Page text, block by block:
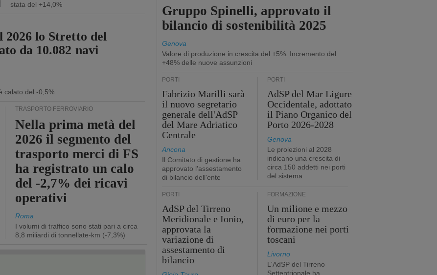
stata del +14,0%
2026 lo Stretto del
da 10.082 navi
calato del -0,5%
TRASPORTO FERROVIARIO
Nella prima metà del
2026 il segmento del
trasporto merci di FS
ha registrato un calo
del -2,7% dei ricavi
operativi
Roma
I volumi di traffico sono stati pari a circa
8,8 miliardi di tonnellate-km (-7,3%)
Gruppo Spinelli, approvato il
bilancio di sostenibilità 2025
Genova
Valore di produzione in crescita del +5%. Incremento del
+48% delle nuove assunzioni
PORTI
Fabrizio Marilli sarà
il nuovo segretario
generale dell'AdSP
del Mare Adriatico
Centrale
Ancona
Il Comitato di gestione ha
approvato l'assestamento
di bilancio dell'ente
PORTI
AdSP del Mar Ligure
Occidentale, adottato
il Piano Organico del
Porto 2026-2028
Genova
Le proiezioni al 2028
indicano una crescita di
circa 150 addetti nei porti
del sistema
PORTI
AdSP del Tirreno
Meridionale e Ionio,
approvata la
variazione di
assestamento di
bilancio
FORMAZIONE
Un milione e mezzo
di euro per la
formazione nei porti
toscani
Livorno
L'AdSP del Tirreno
Settentrionale ha